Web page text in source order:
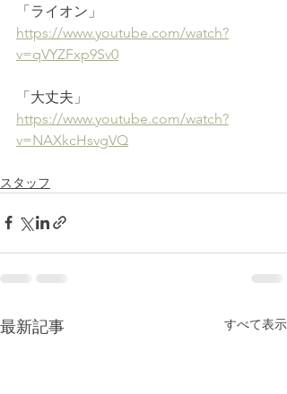
「ライオン」
https://www.youtube.com/watch?
v=qVYZFxp9Sv0
「大丈夫」
https://www.youtube.com/watch?
v=NAXkcHsvgVQ
スタッフ
最新記事 すべて表示